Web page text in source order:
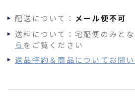
配送について： メール便不可
送料について：宅配便のみとな
ら をご覧ください
返品特約＆商品についてお問